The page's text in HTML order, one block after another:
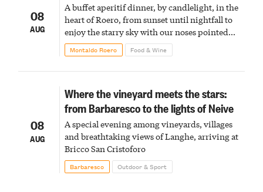
08
AUG
A buffet aperitif dinner, by candlelight, in the
heart of Roero, from sunset until nightfall to
enjoy the starry sky with our noses pointed
upward
Montaldo Roero Food & Wine
08
AUG
Where the vineyard meets the stars:
from Barbaresco to the lights of Neive
A special evening among vineyards, villages
and breathtaking views of Langhe, arriving at
Bricco San Cristoforo
Barbaresco Outdoor & Sport